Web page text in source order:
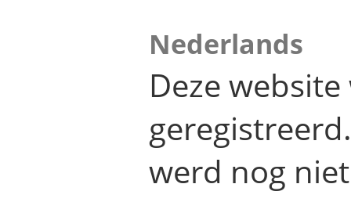
Nederlands
Deze
werd nog